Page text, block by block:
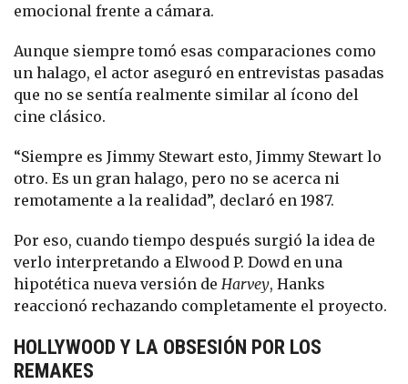
emocional frente a cámara.
Aunque siempre tomó esas comparaciones como
un halago, el actor aseguró en entrevistas pasadas
que no se sentía realmente similar al ícono del
cine clásico.
“Siempre es Jimmy Stewart esto, Jimmy Stewart lo
otro. Es un gran halago, pero no se acerca ni
remotamente a la realidad”, declaró en 1987.
Por eso, cuando tiempo después surgió la idea de
verlo interpretando a Elwood P. Dowd en una
hipotética nueva versión deHarvey, Hanks
reaccionó rechazando completamente el proyecto.
HOLLYWOOD Y LA OBSESIÓN POR LOS
REMAKES